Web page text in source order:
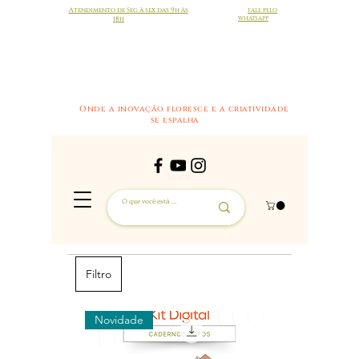
Onde a inovação floresce e a criatividade
se espalha
Atendimento de Seg à sex das 9h às
18h
FALE PELO
WHATSAPP
Filtro
Novidade